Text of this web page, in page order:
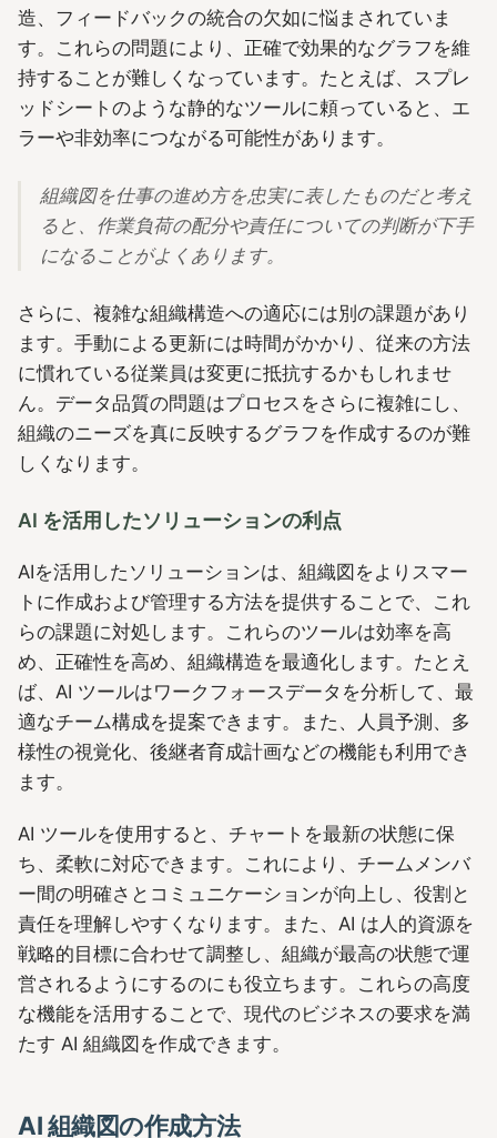
造、フィードバックの統合の欠如に悩まされていま
す。これらの問題により、正確で効果的なグラフを維
持することが難しくなっています。たとえば、スプレ
ッドシートのような静的なツールに頼っていると、エ
ラーや非効率につながる可能性があります。
組織図を仕事の進め方を忠実に表したものだと考え
ると、作業負荷の配分や責任についての判断が下手
になることがよくあります。
さらに、複雑な組織構造への適応には別の課題があり
ます。手動による更新には時間がかかり、従来の方法
に慣れている従業員は変更に抵抗するかもしれませ
ん。データ品質の問題はプロセスをさらに複雑にし、
組織のニーズを真に反映するグラフを作成するのが難
しくなります。
AI を活用したソリューションの利点
AIを活用したソリューションは、組織図をよりスマー
トに作成および管理する方法を提供することで、これ
らの課題に対処します。これらのツールは効率を高
め、正確性を高め、組織構造を最適化します。たとえ
ば、AI ツールはワークフォースデータを分析して、最
適なチーム構成を提案できます。また、人員予測、多
様性の視覚化、後継者育成計画などの機能も利用でき
ます。
AI ツールを使用すると、チャートを最新の状態に保
ち、柔軟に対応できます。これにより、チームメンバ
ー間の明確さとコミュニケーションが向上し、役割と
責任を理解しやすくなります。また、AI は人的資源を
戦略的目標に合わせて調整し、組織が最高の状態で運
営されるようにするのにも役立ちます。これらの高度
な機能を活用することで、現代のビジネスの要求を満
たす AI 組織図を作成できます。
AI 組織図の作成方法